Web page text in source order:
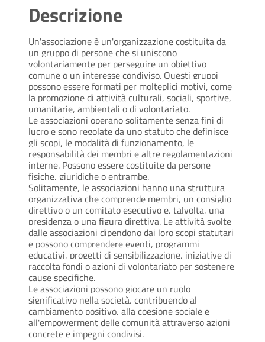
Descrizione
Un'associazione è un'organizzazione costituita da
un gruppo di persone che si uniscono
volontariamente per perseguire un obiettivo
comune o un interesse condiviso. Questi gruppi
possono essere formati per molteplici motivi, come
la promozione di attività culturali, sociali, sportive,
umanitarie, ambientali o di volontariato.
Le associazioni operano solitamente senza fini di
lucro e sono regolate da uno statuto che definisce
gli scopi, le modalità di funzionamento, le
responsabilità dei membri e altre regolamentazioni
interne. Possono essere costituite da persone
fisiche, giuridiche o entrambe.
Solitamente, le associazioni hanno una struttura
organizzativa che comprende membri, un consiglio
direttivo o un comitato esecutivo e, talvolta, una
presidenza o una figura direttiva. Le attività svolte
dalle associazioni dipendono dai loro scopi statutari
e possono comprendere eventi, programmi
educativi, progetti di sensibilizzazione, iniziative di
raccolta fondi o azioni di volontariato per sostenere
cause specifiche.
Le associazioni possono giocare un ruolo
significativo nella società, contribuendo al
cambiamento positivo, alla coesione sociale e
all'empowerment delle comunità attraverso azioni
concrete e impegni condivisi.